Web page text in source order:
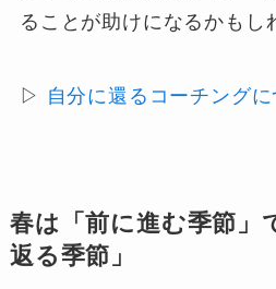
ることが助けになるかもし
▷ 自分に還るコーチングに
春は「前に進む季節」
返る季節」